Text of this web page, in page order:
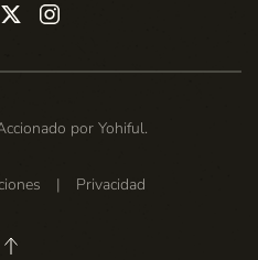
por Yohiful.
| Privacidad